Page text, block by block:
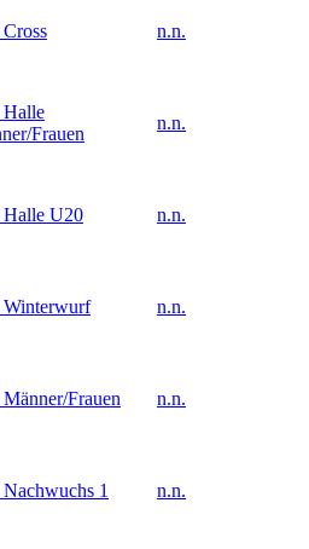
n.n.
Frauen
n.n.
U20 n.n.
n.n.
Frauen n.n.
1 n.n.